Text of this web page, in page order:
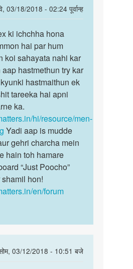
03/18/2018 - 02:24 पूर्वान्ह
ki ichchha hona
hai par hum
koi sahayata nahi kar
hastmethun try kar
hastmaithun ek
tareeka hai apni
ka.
hi/resource/men-
Yadi aap is mudde
gehri charcha mein
hain toh hamare
“Just Poocho”
hon!
en/forum
03/12/2018 - 10:51 बजे